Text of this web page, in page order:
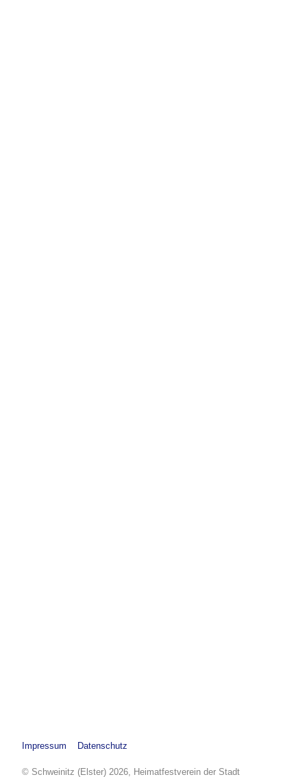
Impressum Datenschutz
© Schweinitz (Elster) 2026, Heimatfestverein der Stadt